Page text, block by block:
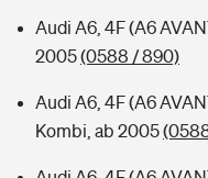
Audi A6, 4F (A6
2005(0588 / 890)
Audi A6, 4F (A6
Kombi, ab 2005